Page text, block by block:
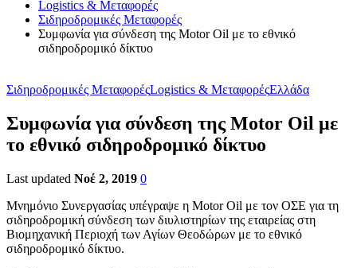
Logistics & Μεταφορές
Σιδηροδρομικές Μεταφορές
Συμφωνία για σύνδεση της Μotor Oil με το εθνικό
σιδηροδρομικό δίκτυο
Σιδηροδρομικές ΜεταφορέςLogistics & ΜεταφορέςΕλλάδα
Συμφωνία για σύνδεση της Μotor Oil με
το εθνικό σιδηροδρομικό δίκτυο
Last updated Νοέ 2, 2019 0
Μνημόνιο Συνεργασίας υπέγραψε η Motor Oil με τον ΟΣΕ για τη
σιδηροδρομική σύνδεση των διυλιστηρίων της εταιρείας στη
Βιομηχανική Περιοχή των Αγίων Θεοδώρων με το εθνικό
σιδηροδρομικό δίκτυο.